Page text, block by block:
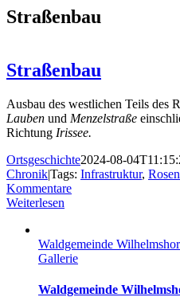
Straßenbau
Straßenbau
Ausbau des westlichen Teils des
Lauben und Menzelstraße
Richtung Irissee.
Ortsgeschichte2024-08-
Chronik|Tags: Infrastruktur,
Kommentare
Weiterlesen
Waldgemeinde
Gallerie
Waldgemeinde